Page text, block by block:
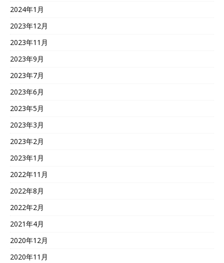
2024年1月
2023年12月
2023年11月
2023年9月
2023年7月
2023年6月
2023年5月
2023年3月
2023年2月
2023年1月
2022年11月
2022年8月
2022年2月
2021年4月
2020年12月
2020年11月